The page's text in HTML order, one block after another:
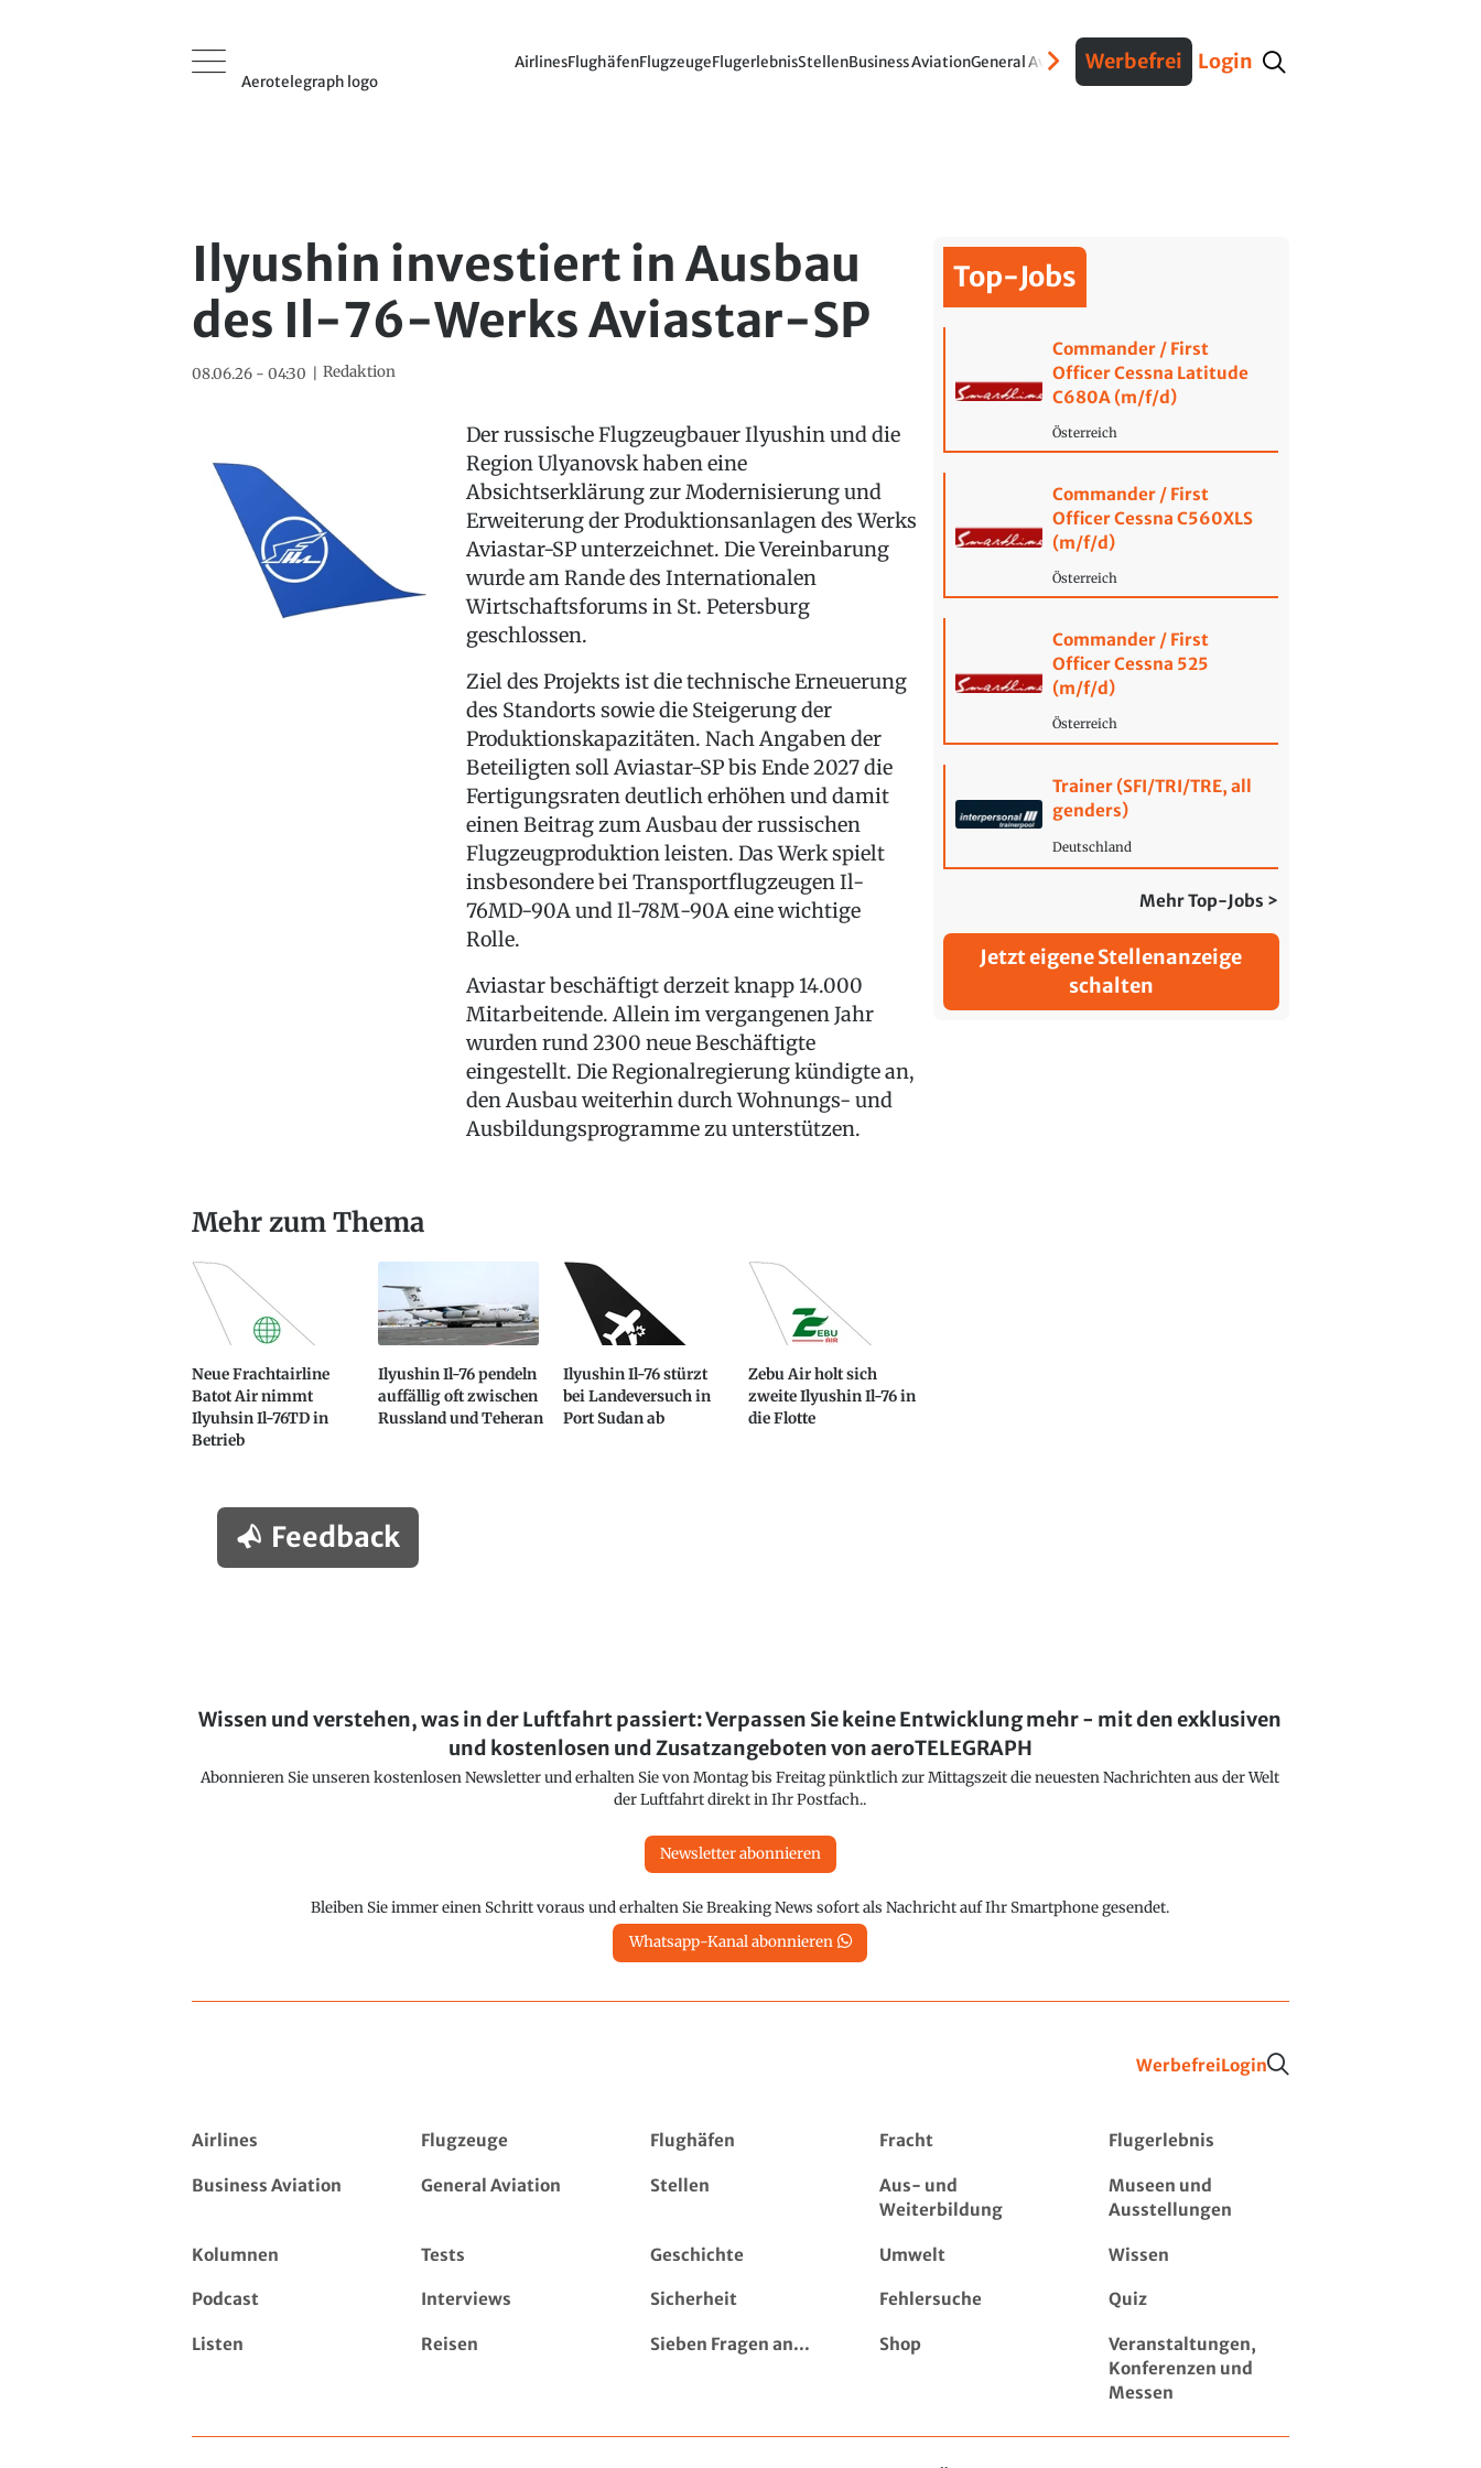
Aerotelegraph logo
AirlinesFlughäfenFlugzeugeFlugerlebnisStellenBusiness AviationGeneral AviationVerteidigungInterviews Fracht
Werbefrei Login
Ilyushin investiert in Ausbau
des Il-76-Werks Aviastar-SP
08.06.26 - 04:30 Redaktion
Der russische Flugzeugbauer Ilyushin und die
Region Ulyanovsk haben eine
Absichtserklärung zur Modernisierung und
Erweiterung der Produktionsanlagen des Werks
Aviastar-SP unterzeichnet. Die Vereinbarung
wurde am Rande des Internationalen
Wirtschaftsforums in St. Petersburg
geschlossen.
Ziel des Projekts ist die technische Erneuerung
des Standorts sowie die Steigerung der
Produktionskapazitäten. Nach Angaben der
Beteiligten soll Aviastar-SP bis Ende 2027 die
Fertigungsraten deutlich erhöhen und damit
einen Beitrag zum Ausbau der russischen
Flugzeugproduktion leisten. Das Werk spielt
insbesondere bei Transportflugzeugen Il-
76МD-90А und Il-78М-90А eine wichtige
Rolle.
Aviastar beschäftigt derzeit knapp 14.000
Mitarbeitende. Allein im vergangenen Jahr
wurden rund 2300 neue Beschäftigte
eingestellt. Die Regionalregierung kündigte an,
den Ausbau weiterhin durch Wohnungs- und
Ausbildungsprogramme zu unterstützen.
Mehr zum Thema
Neue Frachtairline
Batot Air nimmt
Ilyuhsin Il-76TD in
Betrieb
Ilyushin Il-76 pendeln
auffällig oft zwischen
Russland und Teheran
Ilyushin Il-76 stürzt
bei Landeversuch in
Port Sudan ab
Zebu Air holt sich
zweite Ilyushin Il-76 in
die Flotte
Feedback
Top-Jobs
Commander / First
Officer Cessna Latitude
C680A (m/f/d)
Österreich
Commander / First
Officer Cessna C560XLS
(m/f/d)
Österreich
Commander / First
Officer Cessna 525
(m/f/d)
Österreich
Trainer (SFI/TRI/TRE, all
genders)
Deutschland
Mehr Top-Jobs >
Jetzt eigene Stellenanzeige
schalten
Wissen und verstehen, was in der Luftfahrt passiert: Verpassen Sie keine Entwicklung mehr - mit den exklusiven
und kostenlosen und Zusatzangeboten von aeroTELEGRAPH
Abonnieren Sie unseren kostenlosen Newsletter und erhalten Sie von Montag bis Freitag pünktlich zur Mittagszeit die neuesten Nachrichten aus der Welt
der Luftfahrt direkt in Ihr Postfach..
Newsletter abonnieren
Bleiben Sie immer einen Schritt voraus und erhalten Sie Breaking News sofort als Nachricht auf Ihr Smartphone gesendet.
Whatsapp-Kanal abonnieren
WerbefreiLogin
Airlines Flugzeuge Flughäfen Fracht Flugerlebnis
Business Aviation General Aviation Stellen
Aus- und
Weiterbildung
Museen und
Ausstellungen
Kolumnen Tests Geschichte Umwelt Wissen
Podcast Interviews Sicherheit Fehlersuche Quiz
Listen Reisen Sieben Fragen an... Shop
Veranstaltungen,
Konferenzen und
Messen